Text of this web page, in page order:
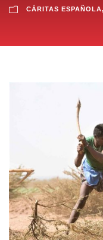
CÁRITAS ESPAÑOLA,